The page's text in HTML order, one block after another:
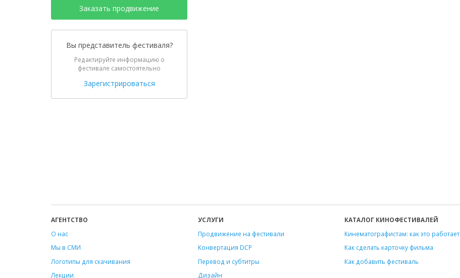
Заказать продвижение
Вы представитель фестиваля?
Редактируйте информацию о
фестивале самостоятельно
Зарегистрироваться
АГЕНТСТВО
О нас
Мы в СМИ
Логотипы для скачивания
Лекции
УСЛУГИ
Продвижение на фестивали
Конвертация DCP
Перевод и субтитры
Дизайн
КАТАЛОГ КИНОФЕСТИВАЛЕЙ
Кинематографистам: как это работает
Как сделать карточку фильма
Как добавить фестиваль